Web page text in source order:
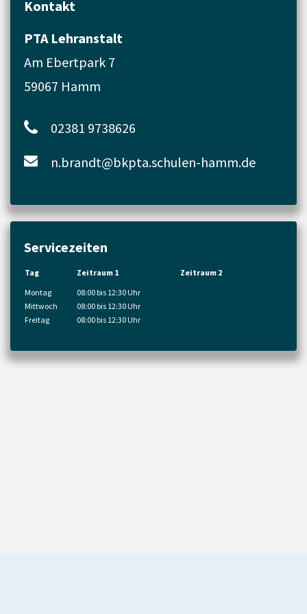
Kontakt
PTA Lehranstalt
Am Ebertpark 7
59067 Hamm
02381 9738626
n.brandt@bkpta.schulen-hamm.de
Servicezeiten
Tag Zeitraum 1
Zeitraum 2
Montag
08:00 bis 12:30 Uhr
Mittwoch
08:00 bis 12:30 Uhr
Freitag
08:00 bis 12:30 Uhr